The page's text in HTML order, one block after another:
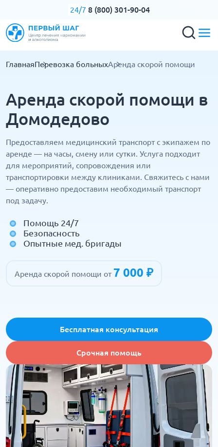
24/7 8 (800) 301-90-04
ГлавнаяПеревозка больныхАренда скорой помощи
Аренда скорой помощи в
Домодедово
Предоставляем медицинский транспорт с экипажем по
аренде — на часы, смену или сутки. Услуга подходит
для мероприятий, сопровождения или
транспортировки между клиниками. Свяжитесь с нами
— оперативно предоставим необходимый транспорт
под задачу.
Помощь 24/7
Безопасность
Опытные мед. бригады
Аренда скорой помощи от 7 000 ₽
Бесплатная консультация
Срочная помощь